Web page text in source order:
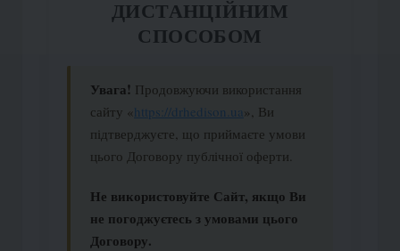
ДИСТАНЦІЙНИМ
СПОСОБОМ
Увага! Продовжуючи використання
сайту « https://drhedison.ua », Ви
підтверджуєте, що приймаєте умови
цього Договору публічної оферти.
Не використовуйте Сайт, якщо Ви
не погоджуєтесь з умовами цього
Договору.